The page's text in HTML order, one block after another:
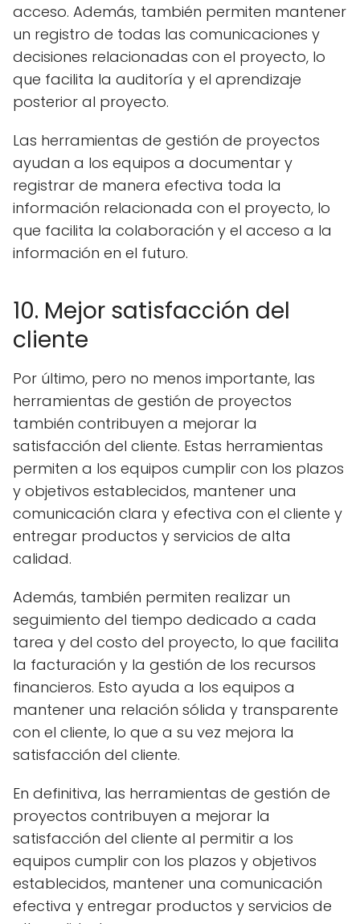
acceso. Además, también permiten mantener
un registro de todas las comunicaciones y
decisiones relacionadas con el proyecto, lo
que facilita la auditoría y el aprendizaje
posterior al proyecto.
Las herramientas de gestión de proyectos
ayudan a los equipos a documentar y
registrar de manera efectiva toda la
información relacionada con el proyecto, lo
que facilita la colaboración y el acceso a la
información en el futuro.
10. Mejor satisfacción del
cliente
Por último, pero no menos importante, las
herramientas de gestión de proyectos
también contribuyen a mejorar la
satisfacción del cliente. Estas herramientas
permiten a los equipos cumplir con los plazos
y objetivos establecidos, mantener una
comunicación clara y efectiva con el cliente y
entregar productos y servicios de alta
calidad.
Además, también permiten realizar un
seguimiento del tiempo dedicado a cada
tarea y del costo del proyecto, lo que facilita
la facturación y la gestión de los recursos
financieros. Esto ayuda a los equipos a
mantener una relación sólida y transparente
con el cliente, lo que a su vez mejora la
satisfacción del cliente.
En definitiva, las herramientas de gestión de
proyectos contribuyen a mejorar la
satisfacción del cliente al permitir a los
equipos cumplir con los plazos y objetivos
establecidos, mantener una comunicación
efectiva y entregar productos y servicios de